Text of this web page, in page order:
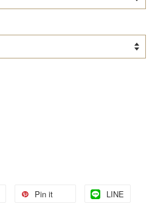
Pin it LINE